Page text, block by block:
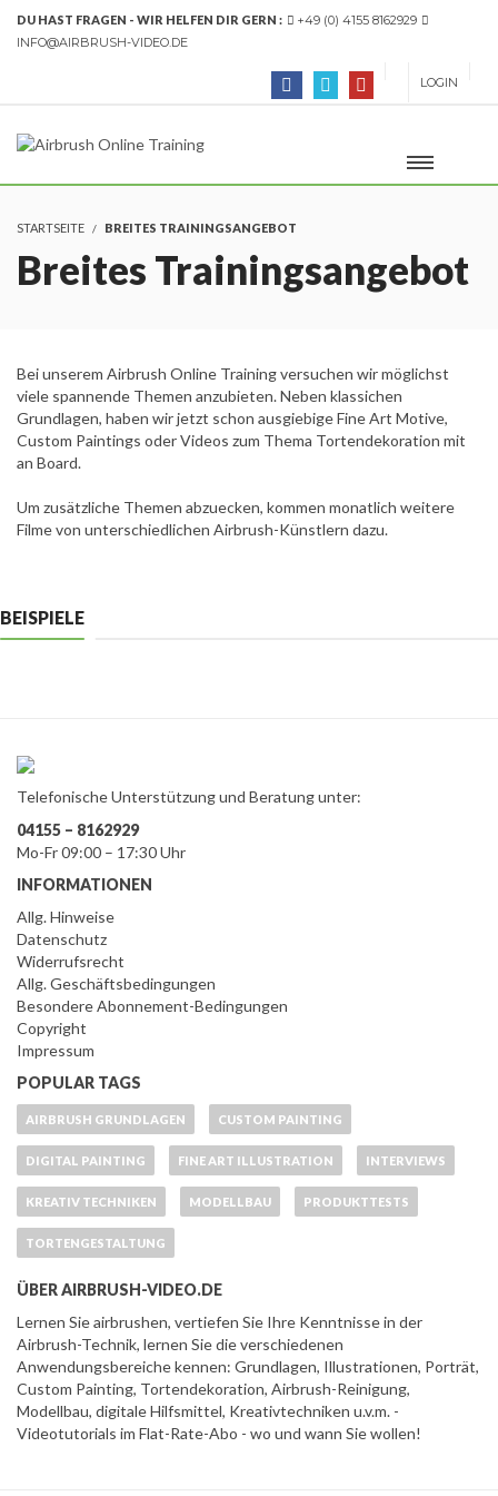
DU HAST FRAGEN - WIR HELFEN DIR GERN :
+49 (0) 4155 8162929
INFO@AIRBRUSH-VIDEO.DE
LOGIN
STARTSEITE BREITES TRAININGSANGEBOT
Breites Trainingsangebot
Bei unserem Airbrush Online Training versuchen wir möglichst
viele spannende Themen anzubieten. Neben klassichen
Grundlagen, haben wir jetzt schon ausgiebige Fine Art Motive,
Custom Paintings oder Videos zum Thema Tortendekoration mit
an Board.
Um zusätzliche Themen abzuecken, kommen monatlich weitere
Filme von unterschiedlichen Airbrush-Künstlern dazu.
BEISPIELE
Telefonische Unterstützung und Beratung unter:
04155 – 8162929
Mo-Fr 09:00 – 17:30 Uhr
INFORMATIONEN
Allg. Hinweise
Datenschutz
Widerrufsrecht
Allg. Geschäftsbedingungen
Besondere Abonnement-Bedingungen
Copyright
Impressum
POPULAR TAGS
AIRBRUSH GRUNDLAGEN CUSTOM PAINTING
DIGITAL PAINTING FINE ART ILLUSTRATION INTERVIEWS
KREATIV TECHNIKEN MODELLBAU PRODUKTTESTS
TORTENGESTALTUNG
ÜBER AIRBRUSH-VIDEO.DE
Lernen Sie airbrushen, vertiefen Sie Ihre Kenntnisse in der
Airbrush-Technik, lernen Sie die verschiedenen
Anwendungsbereiche kennen: Grundlagen, Illustrationen, Porträt,
Custom Painting, Tortendekoration, Airbrush-Reinigung,
Modellbau, digitale Hilfsmittel, Kreativtechniken u.v.m. -
Videotutorials im Flat-Rate-Abo - wo und wann Sie wollen!